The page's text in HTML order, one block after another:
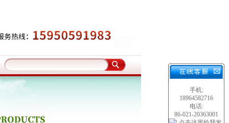
手机:
18964582716
电话:
86-021-20363001